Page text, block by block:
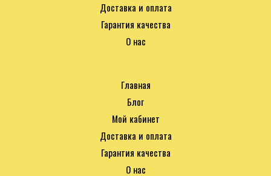
Доставка и оплата
Гарантия качества
О нас
Главная
Блог
Мой кабинет
Доставка и оплата
Гарантия качества
О нас